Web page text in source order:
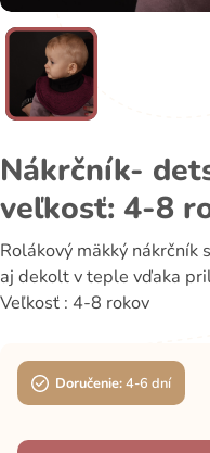
Nákrčník-
veľkosť: 4-8
Rolákový mäkký nákrčník
aj dekolt v teple vďaka
Veľkosť : 4-8 rokov
Doručenie:4-6 dní